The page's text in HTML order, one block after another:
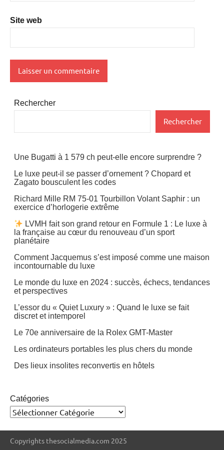
Site web
Rechercher
Rechercher
Une Bugatti à 1 579 ch peut-elle encore surprendre ?
Le luxe peut-il se passer d’ornement ? Chopard et
Zagato bousculent les codes
Richard Mille RM 75-01 Tourbillon Volant Saphir : un
exercice d’horlogerie extrême
LVMH fait son grand retour en Formule 1 : Le luxe à
la française au cœur du renouveau d’un sport
planétaire
Comment Jacquemus s’est imposé comme une maison
incontournable du luxe
Le monde du luxe en 2024 : succès, échecs, tendances
et perspectives
L’essor du « Quiet Luxury » : Quand le luxe se fait
discret et intemporel
Le 70e anniversaire de la Rolex GMT-Master
Les ordinateurs portables les plus chers du monde
Des lieux insolites reconvertis en hôtels
Catégories
Copyrights thesocialmedia.com 2025